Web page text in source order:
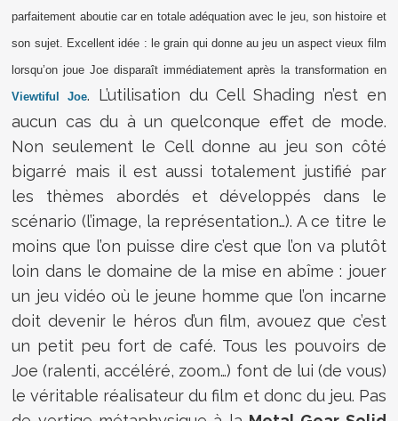
parfaitement aboutie car en totale adéquation avec le jeu, son histoire et
son sujet. Excellent idée : le grain qui donne au jeu un aspect vieux film
lorsqu’on joue Joe disparaît immédiatement après la transformation en
Viewtiful Joe. L’utilisation du Cell Shading n’est en
aucun cas du à un quelconque effet de mode.
Non seulement le Cell donne au jeu son côté
bigarré mais il est aussi totalement justifié par
les thèmes abordés et développés dans le
scénario (l’image, la représentation…). A ce titre le
moins que l’on puisse dire c’est que l’on va plutôt
loin dans le domaine de la mise en abîme : jouer
un jeu vidéo où le jeune homme que l’on incarne
doit devenir le héros d’un film, avouez que c’est
un petit peu fort de café. Tous les pouvoirs de
Joe (ralenti, accéléré, zoom…) font de lui (de vous)
le véritable réalisateur du film et donc du jeu. Pas